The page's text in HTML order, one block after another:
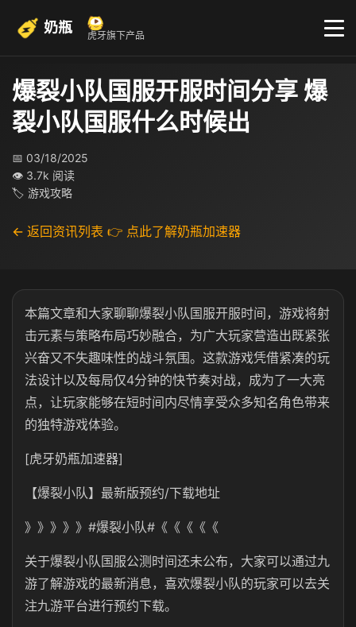
奶瓶 虎牙旗下产品
爆裂小队国服开服时间分享 爆
裂小队国服什么时候出
📅 03/18/2025
👁 3.7k 阅读
🏷 游戏攻略
← 返回资讯列表 👉 点此了解奶瓶加速器
本篇文章和大家聊聊爆裂小队国服开服时间，游戏将射
击元素与策略布局巧妙融合，为广大玩家营造出既紧张
兴奋又不失趣味性的战斗氛围。这款游戏凭借紧凑的玩
法设计以及每局仅4分钟的快节奏对战，成为了一大亮
点，让玩家能够在短时间内尽情享受众多知名角色带来
的独特游戏体验。
[虎牙奶瓶加速器]
【爆裂小队】最新版预约/下载地址
》》》》》#爆裂小队#《《《《《
关于爆裂小队国服公测时间还未公布，大家可以通过九
游了解游戏的最新消息，喜欢爆裂小队的玩家可以去关
注九游平台进行预约下载。